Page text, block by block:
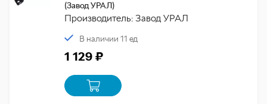
(Завод УРАЛ)
Производитель: Завод УРАЛ
В наличии 11 ед
1 129 ₽